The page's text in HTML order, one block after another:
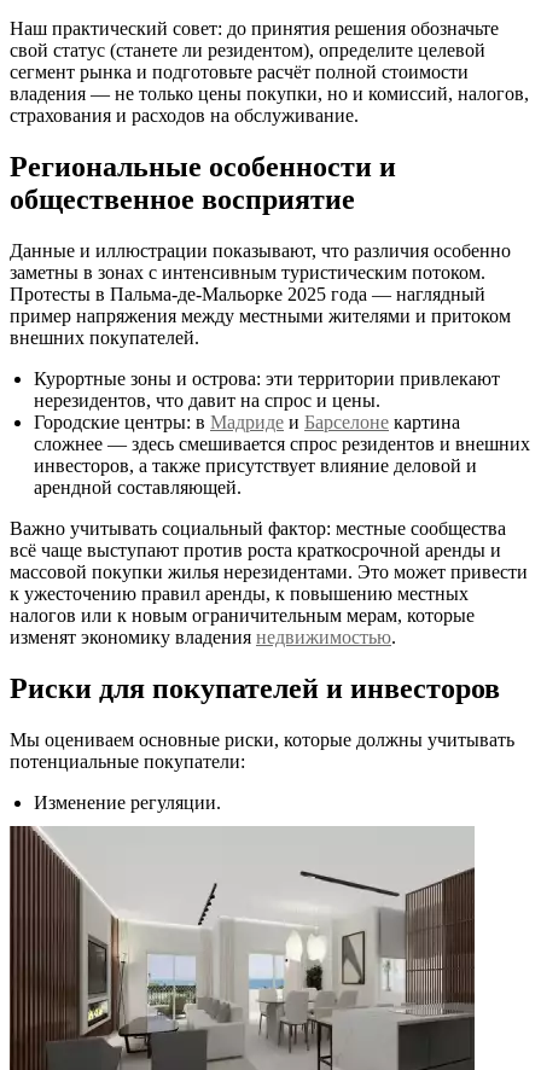
Наш практический совет: до принятия решения обозначьте
свой статус (станете ли резидентом), определите целевой
сегмент рынка и подготовьте расчёт полной стоимости
владения — не только цены покупки, но и комиссий, налогов,
страхования и расходов на обслуживание.
Региональные особенности и
общественное восприятие
Данные и иллюстрации показывают, что различия особенно
заметны в зонах с интенсивным туристическим потоком.
Протесты в Пальма-де-Мальорке 2025 года — наглядный
пример напряжения между местными жителями и притоком
внешних покупателей.
Курортные зоны и острова: эти территории привлекают
нерезидентов, что давит на спрос и цены.
Городские центры: в Мадриде и Барселоне картина
сложнее — здесь смешивается спрос резидентов и внешних
инвесторов, а также присутствует влияние деловой и
арендной составляющей.
Важно учитывать социальный фактор: местные сообщества
всё чаще выступают против роста краткосрочной аренды и
массовой покупки жилья нерезидентами. Это может привести
к ужесточению правил аренды, к повышению местных
налогов или к новым ограничительным мерам, которые
изменят экономику владения недвижимостью.
Риски для покупателей и инвесторов
Мы оцениваем основные риски, которые должны учитывать
потенциальные покупатели:
Изменение регуляции.